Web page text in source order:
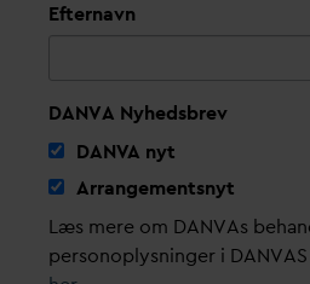
Efternavn
DANVA Nyhedsbrev
DANVA nyt
Arrangementsnyt
Læs mere om DANVAs
personoplysninger i